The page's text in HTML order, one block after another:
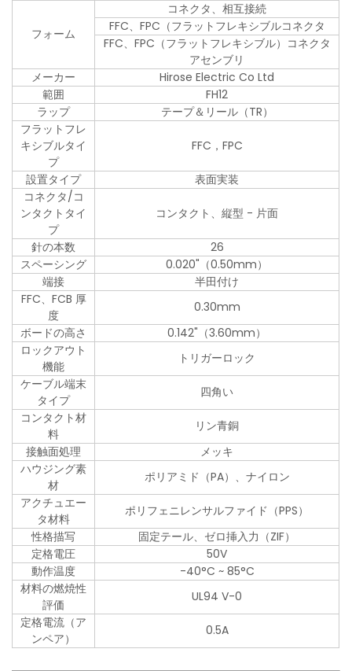
フォーム
コネクタ、相互接続
FFC、FPC（フラットフレキシブルコネクタ
FFC、FPC（フラットフレキシブル）コネクタ
アセンブリ
メーカー
Hirose Electric Co Ltd
範囲
FH12
ラップ
テープ＆リール（TR）
フラットフレ
キシブルタイ
プ
FFC，FPC
設置タイプ
表面実装
コネクタ/コ
ンタクトタイ
プ
コンタクト、縦型 - 片面
針の本数
26
スペーシング
0.020"（0.50mm）
端接
半田付け
FFC、FCB 厚
度
0.30mm
ボードの高さ
0.142"（3.60mm）
ロックアウト
機能
トリガーロック
ケーブル端末
タイプ
四角い
コンタクト材
料
リン青銅
接触面処理
メッキ
ハウジング素
材
ポリアミド（PA）、ナイロン
アクチュエー
タ材料
ポリフェニレンサルファイド（PPS）
性格描写
固定テール、ゼロ挿入力（ZIF）
定格電圧
50V
動作温度
-40°C ~ 85°C
材料の燃焼性
評価
UL94 V-0
定格電流（ア
ンペア）
0.5A